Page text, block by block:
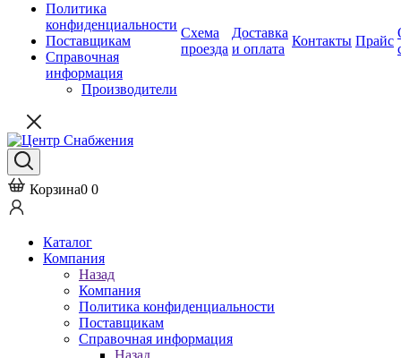
Политика
конфиденциальности
Поставщикам
Справочная
информация
Производители
Схема
проезда
Доставка
и оплата
Контакты Прайс
Корзина0 0
Каталог
Компания
Назад
Компания
Политика конфиденциальности
Поставщикам
Справочная информация
Назад